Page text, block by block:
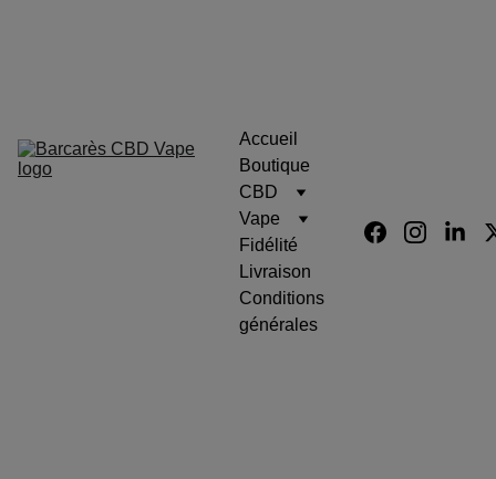
Accueil
Boutique
CBD
Vape
Fidélité
Livraison
Conditions
générales